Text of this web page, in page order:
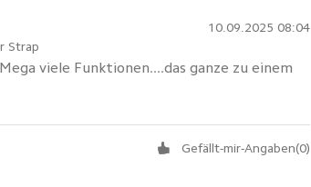
10.09.2025 08:04
Strap
viele Funktionen....das ganze zu einem
Gefällt-mir-Angaben(0)